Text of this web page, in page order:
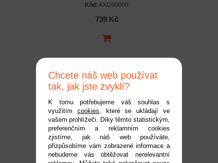
Kód: AXI200000
739 Kč
Axial nárazník zadní:
SCX24
Dostupnost:
do 2 pracovních dnů
Chcete náš web používat
tak, jak jste zvyklí?
K tomu potřebujeme váš souhlas s
využitím cookies, které se ukládají ve
vašem prohlížeči. Díky těmto statistickým,
preferenčním a reklamním cookies
zjistíme, jak náš web používáte,
přizpůsobíme vám zobrazené informace a
nebudeme vás obtěžovat nerelevantní